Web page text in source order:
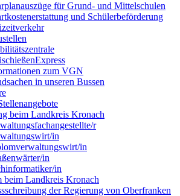
für Grund- und Mittelschulen
und Schülerbeförderung
zum VGN
in unseren Bussen
beim Landkreis Kronach
r
in
in
in
in
beim Landkreis Kronach
der Regierung von Oberfranken